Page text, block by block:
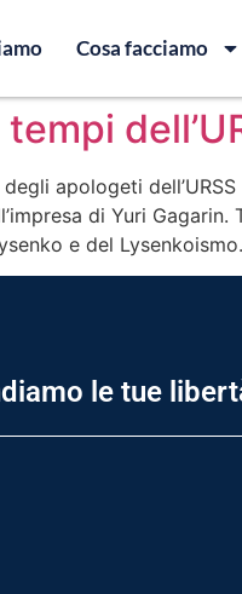
Cosa facciamo
apologeti
di Yuri
e del
le tue